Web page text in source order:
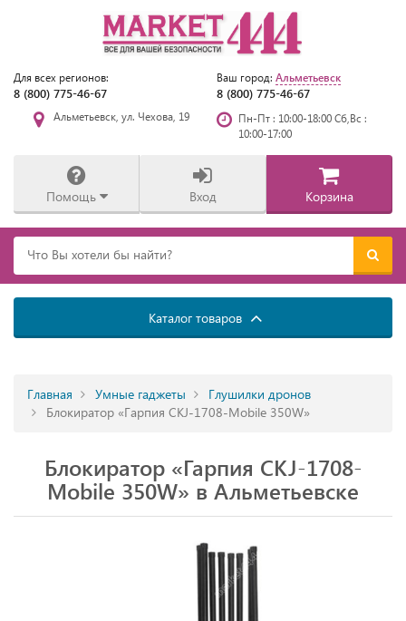
Для всех регионов:
8 (800) 775-46-67
Ваш город: Альметьевск
8 (800) 775-46-67
Альметьевск, ул. Чехова, 19
Пн-Пт : 10:00-18:00 Сб,Вс :
10:00-17:00
Помощь Вход Корзина
Каталог товаров
Главная Умные гаджеты
Глушилки дронов
Блокиратор «Гарпия CKJ-1708-Mobile 350W»
Блокиратор «Гарпия CKJ-1708-
Mobile 350W» в Альметьевске